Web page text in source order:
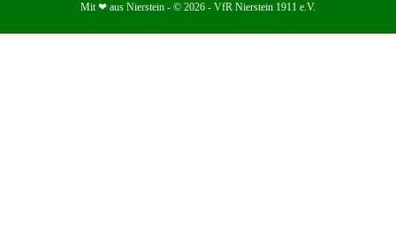
Mit ❤ aus Nierstein - © 2026 - VfR Nierstein 1911 e.V.